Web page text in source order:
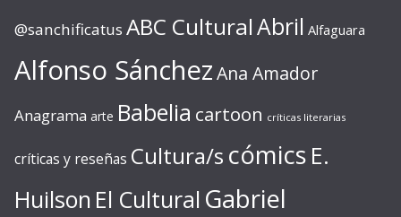
@sanchificatus ABC CulturalAbril Alfaguara
Alfonso SánchezAna Amador
Anagrama arte Babelia cartoon críticas literarias
críticas y reseñas Cultura/s cómics E.
Huilson El Cultural Gabriel